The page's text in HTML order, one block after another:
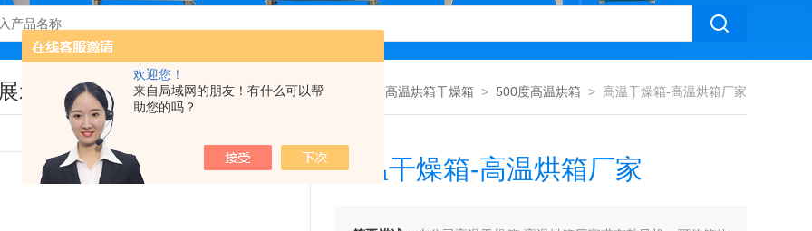
欢迎您！
来自局域网的朋友！有什么可以帮
助您的吗？
示 您现在的位置：首页>产品展示 500度高温烘箱干燥箱 > 500度高温烘箱 > 高温干燥箱-高温烘箱厂家
高温干燥箱-高温烘箱厂家